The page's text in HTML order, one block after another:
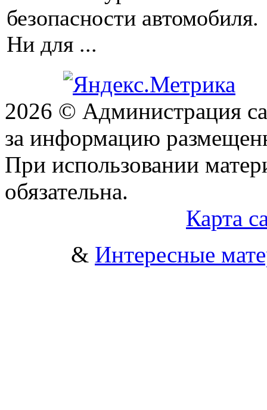
безопасности автомобиля.
Ни для ...
2026 © Администрация
за информацию
При использовании
обязательна.
Карта
& Интересные